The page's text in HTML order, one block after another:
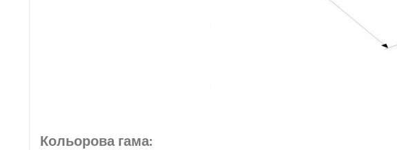
Кольорова гама: